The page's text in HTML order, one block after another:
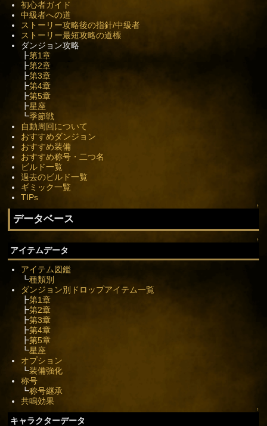
初心者ガイド
中級者への道
ストーリー攻略後の指針/中級者
ストーリー最短攻略の道標
ダンジョン攻略
┣第1章
┣第2章
┣第3章
┣第4章
┣第5章
┣星座
┗季節戦
自動周回について
おすすめダンジョン
おすすめ装備
おすすめ称号・二つ名
ビルド一覧
過去のビルド一覧
ギミック一覧
TIPs
↑
データベース
↑
アイテムデータ
アイテム図鑑
┗種類別
ダンジョン別ドロップアイテム一覧
┣第1章
┣第2章
┣第3章
┣第4章
┣第5章
┗星座
オプション
┗装備強化
称号
┗称号継承
共鳴効果
↑
キャラクターデータ